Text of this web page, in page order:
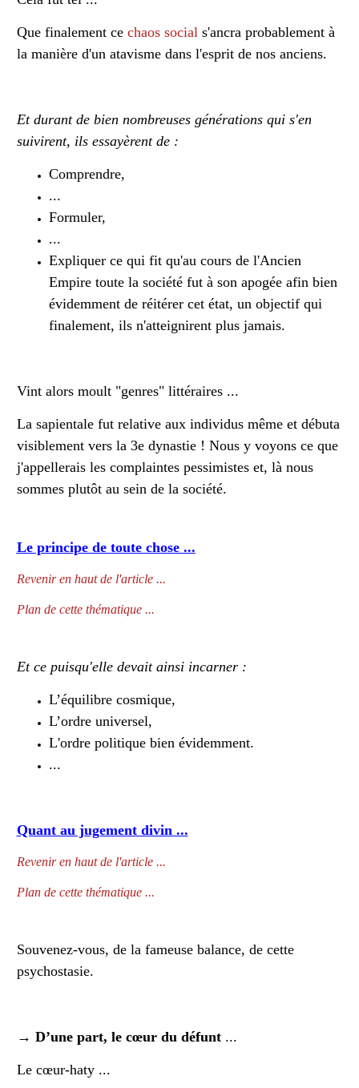
Que finalement ce chaos social s'ancra probablement à
la manière d'un atavisme dans l'esprit de nos anciens.
Et durant de bien nombreuses générations qui s'en
suivirent, ils essayèrent de :
Comprendre,
...
Formuler,
...
Expliquer ce qui fit qu'au cours de l'Ancien
Empiretoute la sociétéfut à son apogée afin bien
évidemment de réitérer cet état, un objectif qui
finalement, ils n'atteignirent plus jamais.
Vint alors moult "genres" littéraires ...
La sapientale fut relative aux individus même et débuta
visiblement vers la 3e dynastie ! Nous y voyons ce que
j'appellerais les complaintes pessimistes et, là nous
sommes plutôt au sein de la société.
Le principe de toute chose ...
Revenir en haut de l'article ...
Plan de cette thématique ...
Et ce puisqu'elle devait ainsi incarner :
L’équilibre cosmique,
L’ordre universel,
L'ordre politique bien évidemment.
...
Quant au jugement divin ...
Revenir en haut de l'article ...
Plan de cette thématique ...
Souvenez-vous, de la fameuse balance, de cette
psychostasie.
→ D’une part, le cœur du défunt ...
Le cœur-haty ...